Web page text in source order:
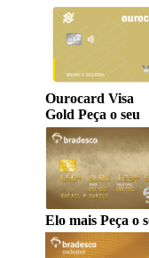
Ourocard Visa
Gold Peça o seu
Elo mais Peça o